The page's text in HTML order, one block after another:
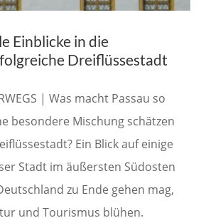
Einblicke in die
Dreiflüssestadt
| Was macht Passau so
besondere Mischung schätzen
Ein Blick auf einige
Stadt im äußersten Südosten
zu Ende gehen mag,
und Tourismus blühen.